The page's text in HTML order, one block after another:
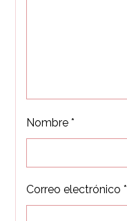
Nombre*
Correo electrónico*